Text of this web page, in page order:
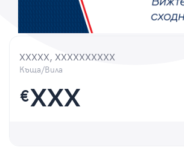
XXXXX, XXXXXXXXXX
Къща/Вила
€XXX
Парола